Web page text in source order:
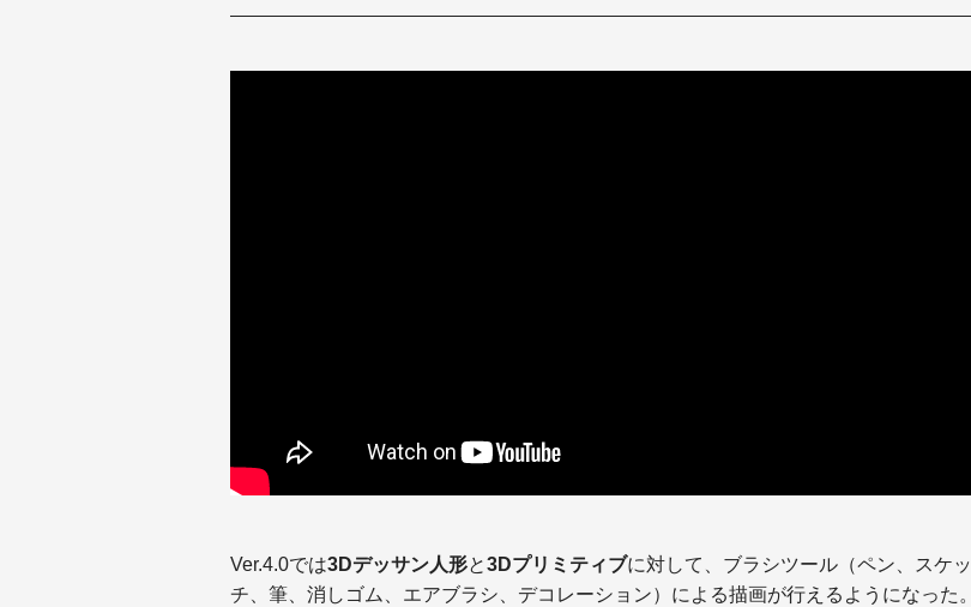
Ver.4.0では3Dデッサン人形と3Dプリミティブに対して、ブラシツール（ペン、スケッ
チ、筆、消しゴム、エアブラシ、デコレーション）による描画が行えるようになった。